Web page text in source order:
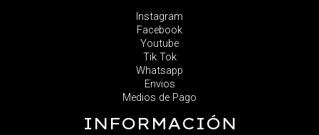
Instagram
Facebook
Youtube
Tik Tok
Whatsapp
Envios
Medios de Pago
INFORMACIÓN